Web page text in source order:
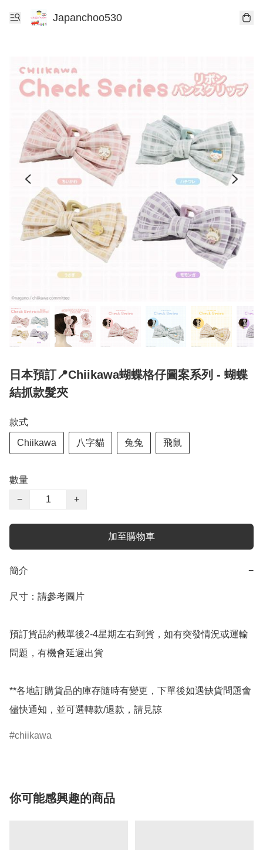
Japanchoo530
日本預訂📍Chiikawa蝴蝶格仔圖案系列 - 蝴蝶
結抓款髮夾
款式
Chiikawa 八字貓 兔兔 飛鼠
數量
−
+
加至購物車
簡介 −
尺寸：請參考圖片
預訂貨品約截單後2-4星期左右到貨，如有突發情況或運輸
問題，有機會延遲出貨
**各地訂購貨品的庫存隨時有變更，下單後如遇缺貨問題會
儘快通知，並可選轉款/退款，請見諒
chiikawa
你可能感興趣的商品